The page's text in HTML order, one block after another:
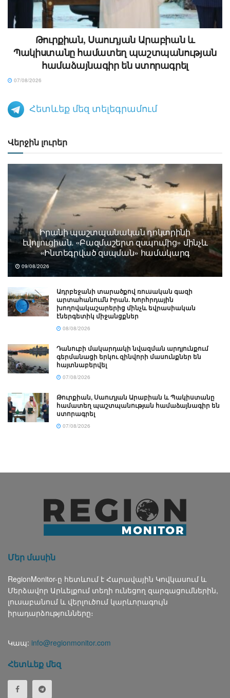
Թուրքիան, Սաուդյան Արաբիան և
Պակիստանը համատեղ պաշտպանության
համաձայնագիր են ստորագրել
07/08/2026
Հետևեք մեզ տելեգրամում
Վերջին լուրեր
Իրանի պաշտպանական դոկտրինի
էվոլյուցիան. «Բազմաշերտ զսպումից» մինչև
«Ինտեգրված զսպման» համակարգ
09/08/2026
Ադրբեջանի տարածքով ռուսական գազի
արտահանումն Իրան. Խորհրդային
խողովակաշարերից մինչև եվրասիական
էներգետիկ միջանցքներ
08/08/2026
Դանուբի մակարդակի նվազման արդյունքում
գերմանացի երկու զինվորի մասունքներ են
հայտնաբերվել
07/08/2026
Թուրքիան, Սաուդյան Արաբիան և Պակիստանը
համատեղ պաշտպանության համաձայնագիր են
ստորագրել
07/08/2026
Մեր մասին
RegionMonitor-ը հետևում է Հարավային Կովկասում և
Մերձավոր Արևելքում տեղի ունեցող զարգացումներին,
լուսաբանում և վերլուծում կարևորագույն
իրադարձությունները։
Կապ: info@regionmonitor.com
Հետևեք մեզ